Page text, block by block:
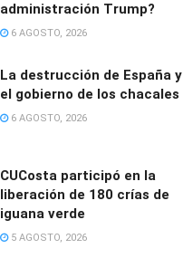
administración Trump?
6 AGOSTO, 2026
La destrucción de España y
el gobierno de los chacales
6 AGOSTO, 2026
CUCosta participó en la
liberación de 180 crías de
iguana verde
5 AGOSTO, 2026